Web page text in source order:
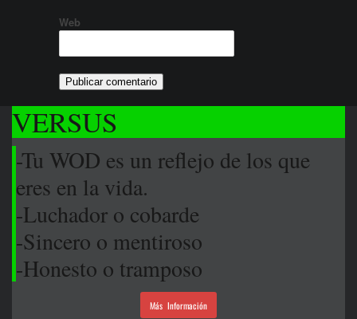
Web
VERSUS
-Tu WOD es un reflejo de los que
eres en la vida.
-Luchador o cobarde
-Sincero o mentiroso
-Honesto o tramposo
Más Información